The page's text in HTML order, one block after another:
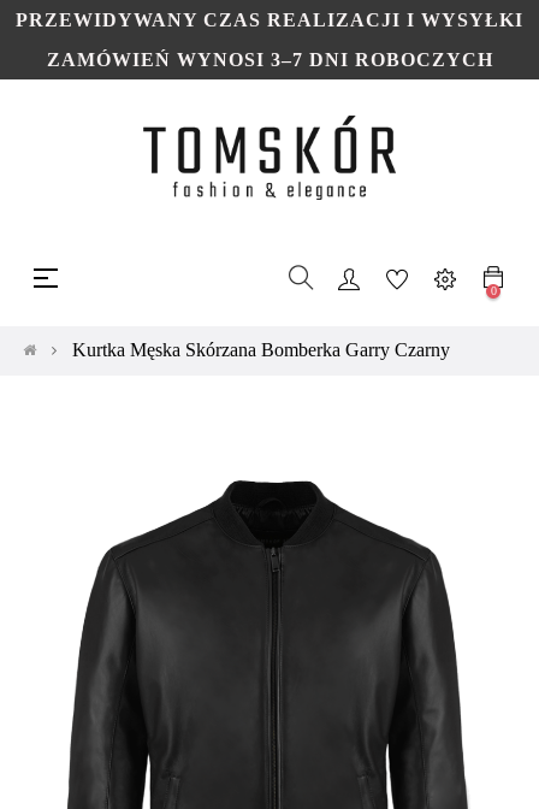
PRZEWIDYWANY CZAS REALIZACJI I WYSYŁKI
ZAMÓWIEŃ WYNOSI 3–7 DNI ROBOCZYCH
Toggle
navigation
☰
0
Kurtka Męska Skórzana Bomberka Garry Czarny